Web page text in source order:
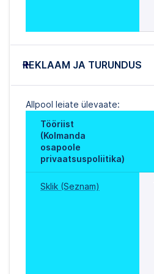
REKLAAM JA TURUNDUS
Allpool leiate ülevaate:
Tööriist
(Kolmanda
osapoole
privaatsuspoliitika)
Sklik (Seznam)